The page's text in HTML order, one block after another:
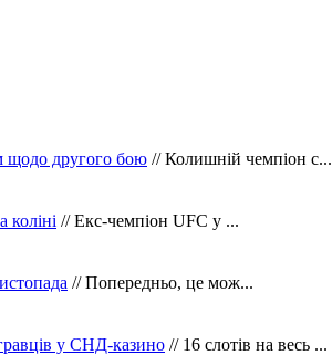
щодо другого бою // Колишній чемпіон с...
// Екс-чемпіон UFC у ...
// Попередньо, це мож...
у СНД-казино // 16 слотів на весь ...